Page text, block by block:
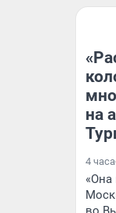
на
4 часа
«Она